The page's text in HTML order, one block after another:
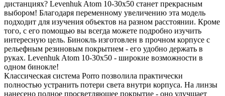
дистанциях? Levenhuk Atom 10-30x50 станет прекрасным
выбором! Благодаря переменному увеличению эта модель
подходит для изучения объектов на разном расстоянии. Кроме
того, с его помощью вы всегда можете подробно изучить
интересную цель. Бинокль изготовлен в прочном корпусе с
рельефным резиновым покрытием - его удобно держать в
руках. Levenhuk Atom 10-30x50 - широкие возможности в
одном бинокле!
Классическая система Porro позволила практически
полностью устранить потери света внутри корпуса. На линзы
нанесено полное просветляющее покрытие - оно улучшает